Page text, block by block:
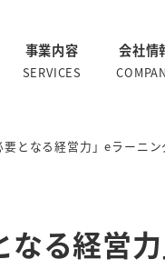
事業内容
SERVICES
会社情
となる経営力」eラーニ
なる経営